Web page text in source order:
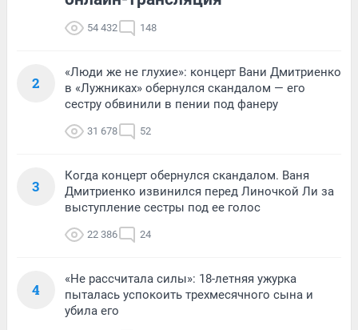
54 432 148
2
«Люди же не глухие»: концерт Вани Дмитриенко
в «Лужниках» обернулся скандалом — его
сестру обвинили в пении под фанеру
31 678 52
3
Когда концерт обернулся скандалом. Ваня
Дмитриенко извинился перед Линочкой Ли за
выступление сестры под ее голос
22 386 24
4
«Не рассчитала силы»: 18-летняя ужурка
пыталась успокоить трехмесячного сына и
убила его